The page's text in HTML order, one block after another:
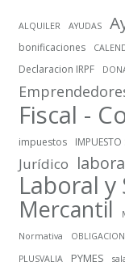
ALQUILER AYUDAS
bonificaciones
Declaracion IRPF
Fiscal -
impuestos
IMPUESTO
Jurídico
Laboral y
Mercantil
Normativa
PLUSVALIA
PYMES